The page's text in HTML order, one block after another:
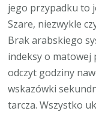
jego przypadku to
Szare, niezwykle
Brak arabskiego
indeksy o matowej
odczyt godziny
wskazówki
tarcza. Wszystko